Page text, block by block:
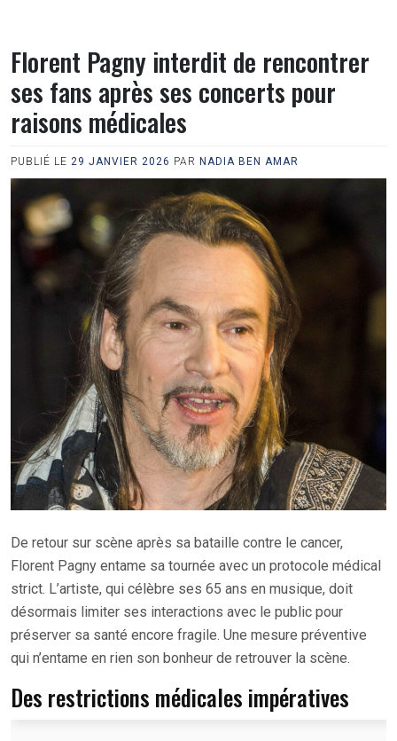
Florent Pagny interdit de rencontrer
ses fans après ses concerts pour
raisons médicales
PUBLIÉ LE 29 JANVIER 2026 PAR NADIA BEN AMAR
De retour sur scène après sa bataille contre le cancer,
Florent Pagny entame sa tournée avec un protocole médical
strict. L’artiste, qui célèbre ses 65 ans en musique, doit
désormais limiter ses interactions avec le public pour
préserver sa santé encore fragile. Une mesure préventive
qui n’entame en rien son bonheur de retrouver la scène.
Des restrictions médicales impératives